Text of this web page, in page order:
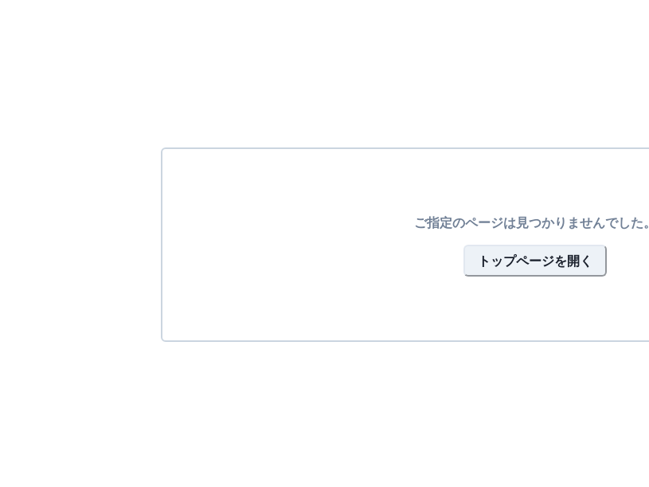
ご指定のページは見つかりませんでした。
トップページを開く